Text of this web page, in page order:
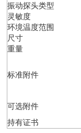
振动探头类型
灵敏度
环境温度范围
尺寸
重量
标准附件
可选附件
持有证书